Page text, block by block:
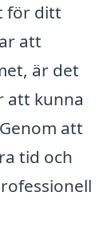
för ditt
att
är det
att kunna
att
tid och